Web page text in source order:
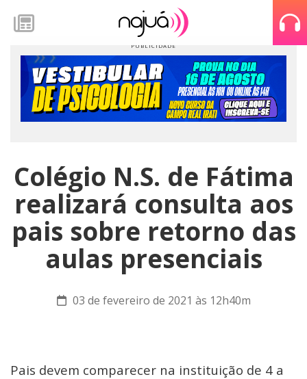
Colégio N.S. de Fátima
realizará consulta aos
pais sobre retorno das
aulas presenciais
03 de fevereiro de 2021 às 12h40m
Pais devem comparecer na instituição de 4 a